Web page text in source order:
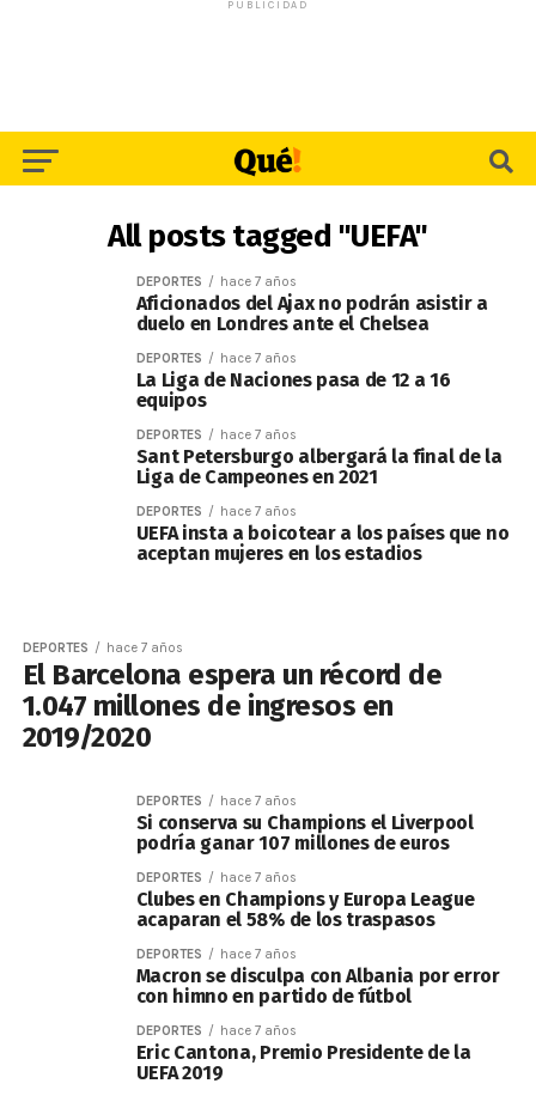
PUBLICIDAD
All posts tagged "UEFA"
DEPORTES hace 7 años
Aficionados del Ajax no podrán asistir a
duelo en Londres ante el Chelsea
DEPORTES hace 7 años
La Liga de Naciones pasa de 12 a 16
equipos
DEPORTES hace 7 años
Sant Petersburgo albergará la final de la
Liga de Campeones en 2021
DEPORTES hace 7 años
UEFA insta a boicotear a los países que no
aceptan mujeres en los estadios
DEPORTES hace 7 años
El Barcelona espera un récord de
1.047 millones de ingresos en
2019/2020
DEPORTES hace 7 años
Si conserva su Champions el Liverpool
podría ganar 107 millones de euros
DEPORTES hace 7 años
Clubes en Champions y Europa League
acaparan el 58% de los traspasos
DEPORTES hace 7 años
Macron se disculpa con Albania por error
con himno en partido de fútbol
DEPORTES hace 7 años
Eric Cantona, Premio Presidente de la
UEFA 2019